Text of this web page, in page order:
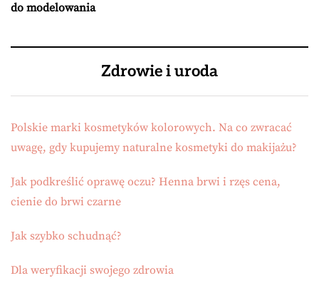
do modelowania
Zdrowie i uroda
Polskie marki kosmetyków kolorowych. Na co zwracać
uwagę, gdy kupujemy naturalne kosmetyki do makijażu?
Jak podkreślić oprawę oczu? Henna brwi i rzęs cena,
cienie do brwi czarne
Jak szybko schudnąć?
Dla weryfikacji swojego zdrowia